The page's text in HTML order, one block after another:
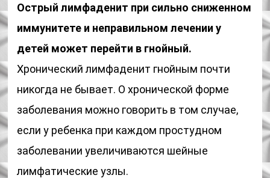
Острый лимфаденит при сильно сниженном
иммунитете и неправильном лечении у
детей может перейти в гнойный.
Хронический лимфаденит гнойным почти
никогда не бывает. О хронической форме
заболевания можно говорить в том случае,
если у ребенка при каждом простудном
заболевании увеличиваются шейные
лимфатические узлы.